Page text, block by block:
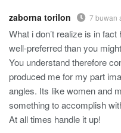
zaborna torilon 7 buwan
What i don’t realize is in
well-preferred than you
You understand therefore
produced me for my part
angles. Its like women and
something to accomplish
At all times handle it up!